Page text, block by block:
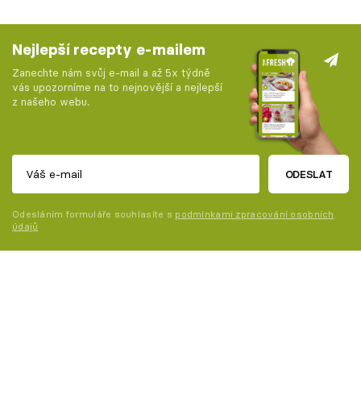
Nejlepší recepty e-mailem
Zanechte nám svůj e-mail a až 5x týdně
vás upozorníme na to nejnovější a nejlepší
z našeho webu.
ODESLAT
Odesláním formuláře souhlasíte s podmínkami zpracování osobních
údajů